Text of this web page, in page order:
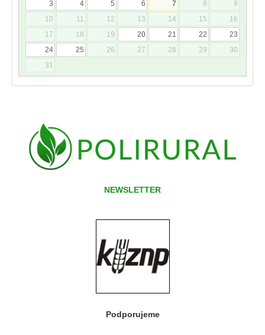
3
4 5 6 7 8
9
10
11 12 13 14 15
16
17
18 19 20 21 22
23
24
25 26 27 28 29
30
31
NEWSLETTER
Podporujeme